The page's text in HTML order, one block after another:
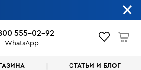
555-02-92
WhatsApp
СТАТЬИ И БЛОГ